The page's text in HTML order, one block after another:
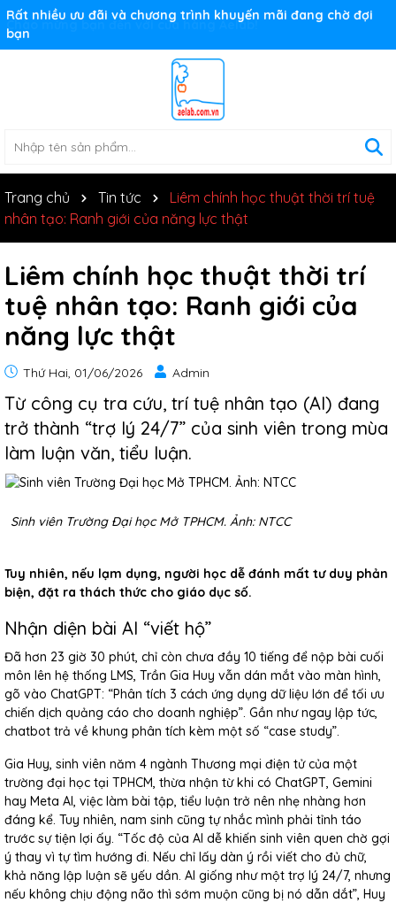
Rất nhiều ưu đãi và chương trình khuyến mãi đang chờ đợi
bạn
Trang chủ Tin tức
Liêm chính học thuật thời trí tuệ
nhân tạo: Ranh giới của năng lực thật
Liêm chính học thuật thời trí
tuệ nhân tạo: Ranh giới của
năng lực thật
Thứ Hai, 01/06/2026 Admin
Từ công cụ tra cứu, trí tuệ nhân tạo (AI) đang
trở thành “trợ lý 24/7” của sinh viên trong mùa
làm luận văn, tiểu luận.
Sinh viên Trường Đại học Mở TPHCM. Ảnh: NTCC
Tuy nhiên, nếu lạm dụng, người học dễ đánh mất tư duy phản
biện, đặt ra thách thức cho giáo dục số.
Nhận diện bài AI “viết hộ”
Đã hơn 23 giờ 30 phút, chỉ còn chưa đầy 10 tiếng để nộp bài cuối
môn lên hệ thống LMS, Trần Gia Huy vẫn dán mắt vào màn hình,
gõ vào ChatGPT: “Phân tích 3 cách ứng dụng dữ liệu lớn để tối ưu
chiến dịch quảng cáo cho doanh nghiệp”. Gần như ngay lập tức,
chatbot trả về khung phân tích kèm một số “case study”.
Gia Huy, sinh viên năm 4 ngành Thương mại điện tử của một
trường đại học tại TPHCM, thừa nhận từ khi có ChatGPT, Gemini
hay Meta AI, việc làm bài tập, tiểu luận trở nên nhẹ nhàng hơn
đáng kể. Tuy nhiên, nam sinh cũng tự nhắc mình phải tỉnh táo
trước sự tiện lợi ấy. “Tốc độ của AI dễ khiến sinh viên quen chờ gợi
ý thay vì tự tìm hướng đi. Nếu chỉ lấy dàn ý rồi viết cho đủ chữ,
khả năng lập luận sẽ yếu dần. AI giống như một trợ lý 24/7, nhưng
nếu không chịu động não thì sớm muộn cũng bị nó dẫn dắt”, Huy